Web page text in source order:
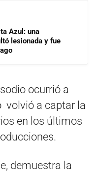
Azul: una
lesionada y fue
ocurrió a
volvió a captar la
en los últimos
demuestra la